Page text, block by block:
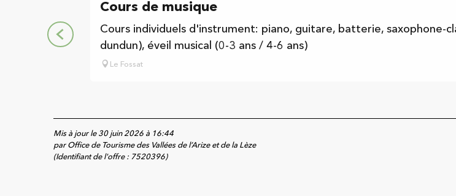
Cours de musique
Cours individuels d'instrument: piano, guitare, batterie, saxophone-
dundun), éveil musical (0-3 ans / 4-6 ans)
Le Fossat
Mis à jour le 30 juin 2026 à 16:44
par Office de Tourisme des Vallées de l’Arize et de la Lèze
(Identifiant de l'offre : 7520396)